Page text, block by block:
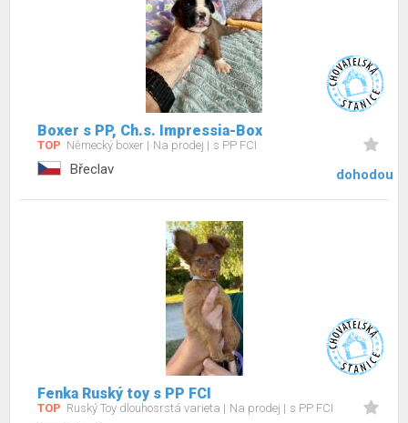
Boxer s PP, Ch.s. Impressia-Box
TOP Německý boxer Na prodej s PP FCI
Břeclav dohodou
Fenka Ruský toy s PP FCI
TOP Ruský Toy dlouhosrstá varieta Na prodej s PP FCI